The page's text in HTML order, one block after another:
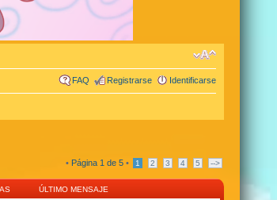
FAQ Registrarse Identificarse
• Página 1 de 5• 1 2 3 4 5 -->
ÚLTIMO MENSAJE